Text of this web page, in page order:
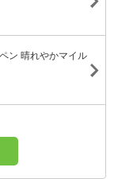
ン 晴れやかマイル